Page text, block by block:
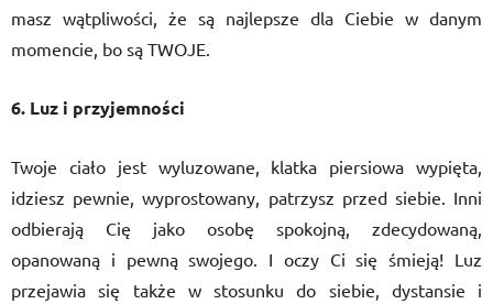
masz wątpliwości, że są najlepsze dla Ciebie w danym
momencie, bo są TWOJE.
6. Luz i przyjemności
Twoje ciało jest wyluzowane, klatka piersiowa wypięta,
idziesz pewnie, wyprostowany, patrzysz przed siebie. Inni
odbierają Cię jako osobę spokojną, zdecydowaną,
opanowaną i pewną swojego. I oczy Ci się śmieją! Luz
przejawia się także w stosunku do siebie, dystansie i